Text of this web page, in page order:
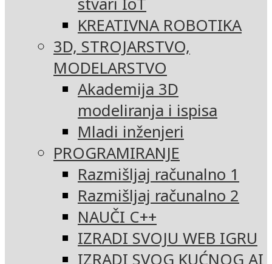
KREATIVNA ROBOTIKA
3D, STROJARSTVO,
MODELARSTVO
Akademija 3D
modeliranja i ispisa
Mladi inženjeri
PROGRAMIRANJE
Razmišljaj računalno 1
Razmišljaj računalno 2
NAUČI C++
IZRADI SVOJU WEB IGRU
IZRADI SVOG KUĆNOG AI